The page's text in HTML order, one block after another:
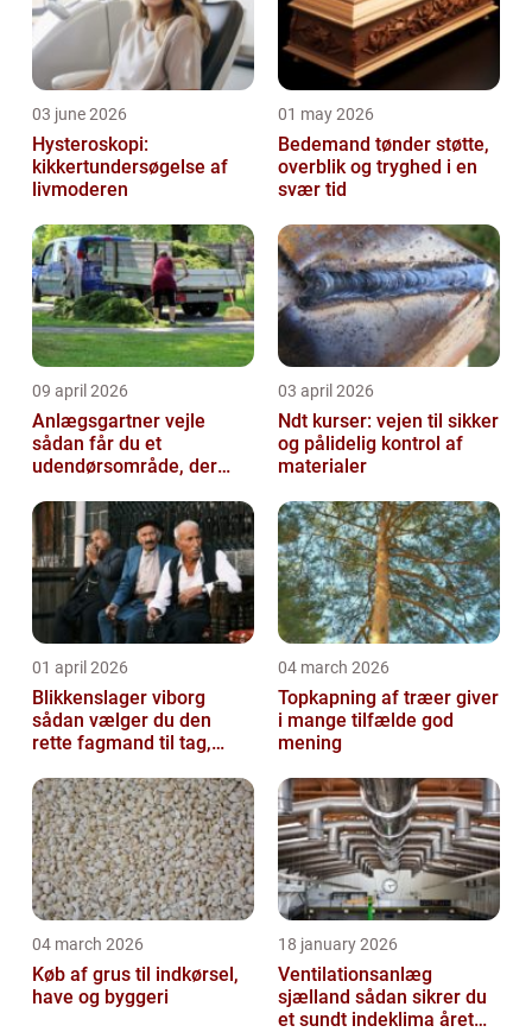
03 june 2026
Hysteroskopi:
kikkertundersøgelse af
livmoderen
01 may 2026
Bedemand tønder støtte,
overblik og tryghed i en
svær tid
09 april 2026
Anlægsgartner vejle
sådan får du et
udendørsområde, der
03 april 2026
Ndt kurser: vejen til sikker
og pålidelig kontrol af
materialer
01 april 2026
Blikkenslager viborg
sådan vælger du den
rette fagmand til tag,
04 march 2026
Topkapning af træer giver
i mange tilfælde god
mening
04 march 2026
Køb af grus til indkørsel,
have og byggeri
18 january 2026
Ventilationsanlæg
sjælland sådan sikrer du
et sundt indeklima året